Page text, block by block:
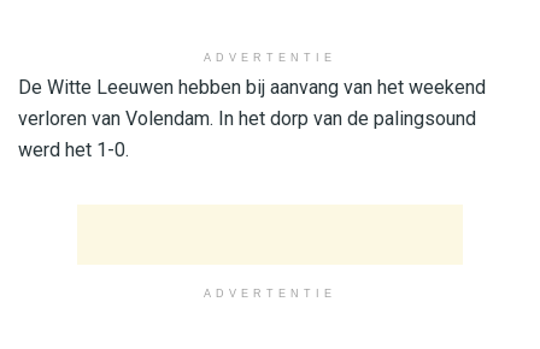
ADVERTENTIE
De Witte Leeuwen hebben bij aanvang van het weekend
verloren van Volendam. In het dorp van de palingsound
werd het 1-0.
ADVERTENTIE